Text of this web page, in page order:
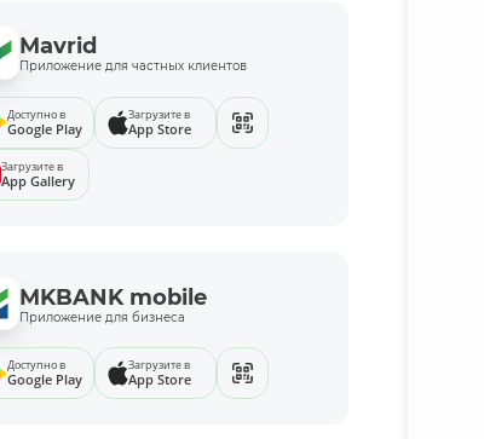
Mavrid
Приложение для частных клиентов
Доступно в
Google Play
Загрузите в
App Store
Загрузите в
App Gallery
MKBANK mobile
Приложение для бизнеса
Доступно в
Google Play
Загрузите в
App Store